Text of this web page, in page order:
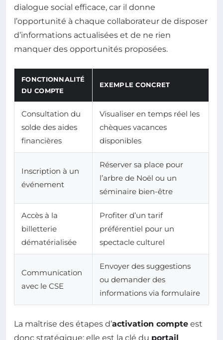
dialogue social efficace, car il donne
l’opportunité à chaque collaborateur de disposer
d’informations actualisées et de ne rien
manquer des opportunités proposées.
FONCTIONNALITÉ
DU COMPTE
EXEMPLE CONCRET
Consultation du
solde des aides
financières
Visualiser en temps réel les
chèques vacances
disponibles
Inscription à un
événement
Réserver sa place pour
l’arbre de Noël ou un
séminaire bien-être
Accès à la
billetterie
dématérialisée
Profiter d’un tarif
préférentiel pour un
spectacle culturel
Communication
avec le CSE
Envoyer des suggestions
ou demander des
informations via formulaire
La maîtrise des étapes d’activation compte est
donc stratégique: elle est la clé du portail